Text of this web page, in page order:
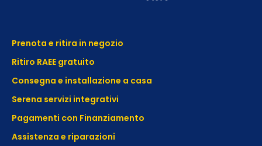
Prenota e ritira in negozio
Ritiro RAEE gratuito
Consegna e installazione a casa
Serena servizi integrativi
Pagamenti con Finanziamento
Assistenza e riparazioni